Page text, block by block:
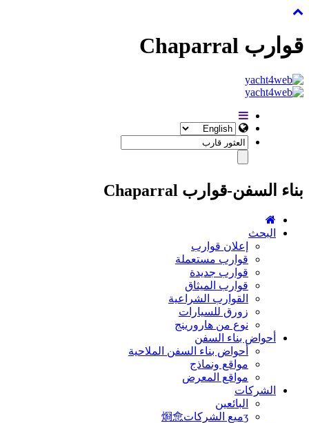
قوارب Chaparral
بناء السفن-قوارب Chaparral
البحث
إعلان قوارب
قوارب مستعملة
قوارب جديدة
قوارب الميثاق
القوارب الشراعية
زورق للسيارات
نوع من هارورينج
أحواض بناء السفن
أحواض بناء السفن الملاحية
مواقع ونماذج
مواقع المعرض
الشركات
البائعين
ʒميع الشركات烱㥐